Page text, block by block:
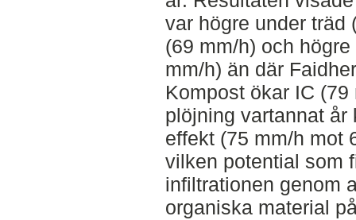
var högre under träd
(69 mm/h) och
mm/h) än där
Kompost ökar IC
plöjning vartannat år
effekt (75 mm/h mot
vilken potential som
infiltrationen genom
organiska material